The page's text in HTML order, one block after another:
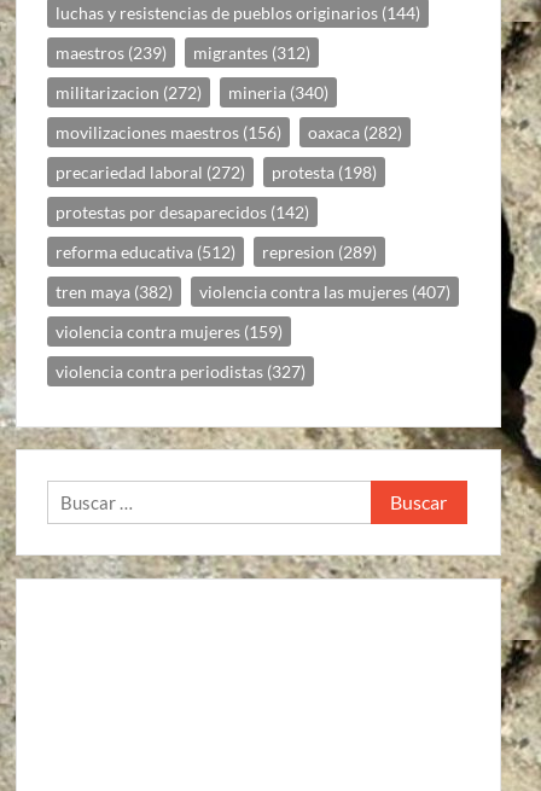
luchas y resistencias de pueblos originarios (144)
maestros (239) migrantes (312)
militarizacion (272) mineria (340)
movilizaciones maestros (156) oaxaca (282)
precariedad laboral (272) protesta (198)
protestas por desaparecidos (142)
reforma educativa (512) represion (289)
tren maya (382) violencia contra las mujeres (407)
violencia contra mujeres (159)
violencia contra periodistas (327)
Buscar: